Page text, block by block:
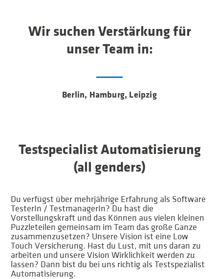
Wir suchen Verstärkung für
unser Team in:
Berlin, Hamburg, Leipzig
Testspecialist Automatisierung
(all genders)
Du verfügst über mehrjährige Erfahrung als Software
TesterIn / TestmanagerIn? Du hast die
Vorstellungskraft und das Können aus vielen kleinen
Puzzleteilen gemeinsam im Team das große Ganze
zusammenzusetzen? Unsere Vision ist eine Low
Touch Versicherung. Hast du Lust, mit uns daran zu
arbeiten und unsere Vision Wirklichkeit werden zu
lassen? Dann bist du bei uns richtig als Testspezialist
Automatisierung.